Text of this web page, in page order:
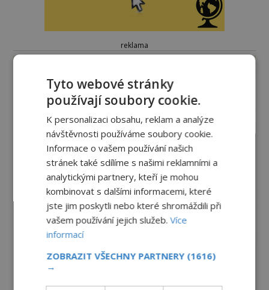
reklama
Tyto webové stránky
používají soubory cookie.
K personalizaci obsahu, reklam a analýze
návštěvnosti používáme soubory cookie.
Informace o vašem používání našich
stránek také sdílíme s našimi reklamními a
analytickými partnery, kteří je mohou
kombinovat s dalšími informacemi, které
jste jim poskytli nebo které shromáždili při
vašem používání jejich služeb.Více
informací
ZOBRAZIT VŠECHNY PARTNERY (1616)
→